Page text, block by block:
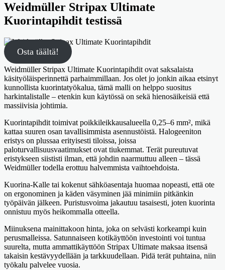
Weidmüller Stripax Ultimate
Kuorintapihdit testissä
Osta täältä!
Weidmüller Stripax Ultimate Kuorintapihdit ovat saksalaista
käsityöläisperinnettä parhaimmillaan. Jos olet jo jonkin aikaa etsinyt
kunnollista kuorintatyökalua, tämä malli on helppo suositus
harkintalistalle – etenkin kun käytössä on sekä hienosäikeisiä että
massiivisia johtimia.
Kuorintapihdit toimivat poikkileikkausalueella 0,25–6 mm², mikä
kattaa suuren osan tavallisimmista asennustöistä. Halogeeniton
eristys on plussaa erityisesti tiloissa, joissa
paloturvallisuusvaatimukset ovat tiukemmat. Terät pureutuvat
eristykseen siististi ilman, että johdin naarmuttuu alleen – tässä
Weidmüller todella erottuu halvemmista vaihtoehdoista.
Kuorina-Kalle tai kokenut sähköasentaja huomaa nopeasti, että ote
on ergonominen ja käden väsyminen jää minimiin pitkänkin
työpäivän jälkeen. Puristusvoima jakautuu tasaisesti, joten kuorinta
onnistuu myös heikommalla otteella.
Miinuksena mainittakoon hinta, joka on selvästi korkeampi kuin
perusmalleissa. Satunnaiseen kotikäyttöön investointi voi tuntua
suurelta, mutta ammattikäyttöön Stripax Ultimate maksaa itsensä
takaisin kestävyydellään ja tarkkuudellaan. Pidä terät puhtaina, niin
työkalu palvelee vuosia.